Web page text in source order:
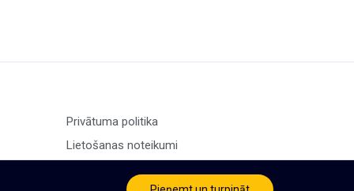
Privātuma politika
Lietošanas noteikumi